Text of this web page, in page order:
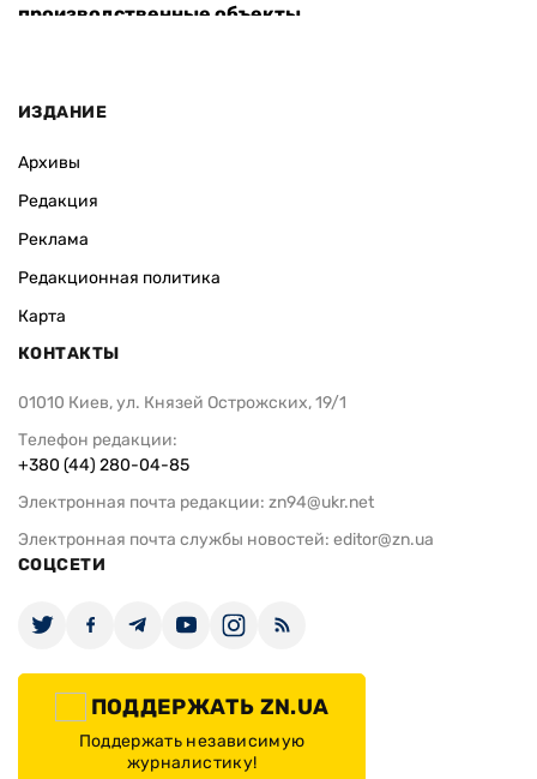
производственные объекты
ИЗДАНИЕ
Архивы
Редакция
Реклама
Редакционная политика
Карта
КОНТАКТЫ
01010 Киев, ул. Князей Острожских, 19/1
Телефон редакции:
+380 (44) 280-04-85
Электронная почта редакции: zn94@ukr.net
Электронная почта службы новостей: editor@zn.ua
СОЦСЕТИ
ПОДДЕРЖАТЬ ZN.UA
Поддержать независимую
журналистику!